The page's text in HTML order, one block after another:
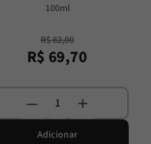
100ml
R$82,00
R$ 69,70
Adicionar